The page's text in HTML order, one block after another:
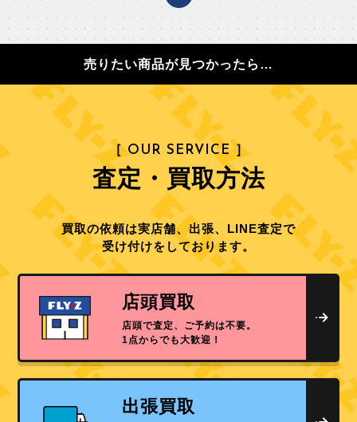
売りたい商品が見つかったら…
［ OUR SERVICE ］
査定・買取方法
買取の依頼は実店舗、出張、LINE査定で
受け付けをしております。
店頭買取
店頭で査定、ご予約は不要。
1点からでも大歓迎！
出張買取